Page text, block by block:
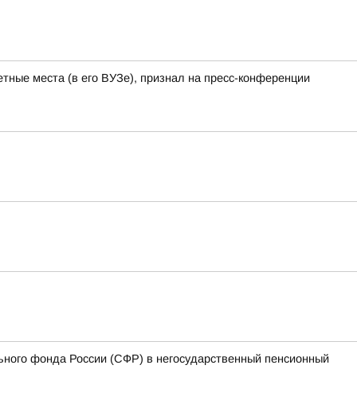
места (в его ВУЗе), признал на пресс-конференции
фонда России (СФР) в негосударственный пенсионный